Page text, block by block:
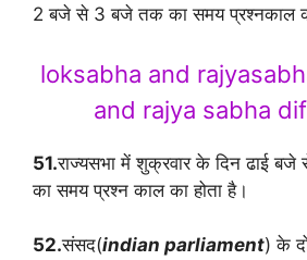
2 बजे से 3 बजे तक का समय प्रश्नकाल
loksabha and
and rajya sabha
51.राज्यसभा में शुक्रवार के दिन ढाई
का समय प्रश्न काल का होता है।
52.संसद(indian parliament) के